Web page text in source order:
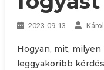
2023-09-13
Hogyan, mit,
leggyakoribb